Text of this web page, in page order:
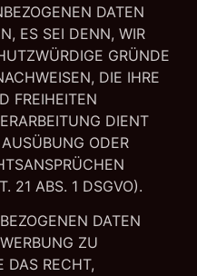
DATEN
ES SEI DENN, WIR
GRÜNDE
DIE IHRE
FREIHEITEN
DIENT
ODER
21 ABS. 1 DSGVO).
DATEN
ZU
DAS RECHT,